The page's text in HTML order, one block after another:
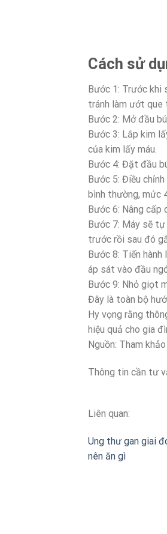
Cách sử
Bước 1: Trước khi
tránh làm ướt que
Bước 2: Mở đầu
Bước 3: Lắp kim
của kim lấy máu.
Bước 4: Đặt đầu
Bước 5: Điều
bình thường, mức
Bước 6: Nâng cấp
Bước 7: Máy sẽ
trước rồi sau đó
Bước 8: Tiến
áp sát vào đầu
Bước 9: Nhỏ giọt
Đây là toàn bộ
Hy vọng rằng
hiệu quả cho gia
Nguồn: Tham khảo
Thông tin cần tư
Liên quan:
Ung thư gan giai
nên ăn gì